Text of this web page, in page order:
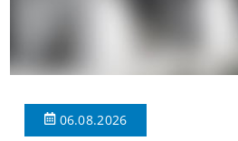
06.08.2026